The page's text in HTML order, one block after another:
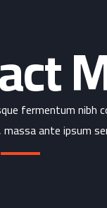
fermentum nibh
ante ipsum